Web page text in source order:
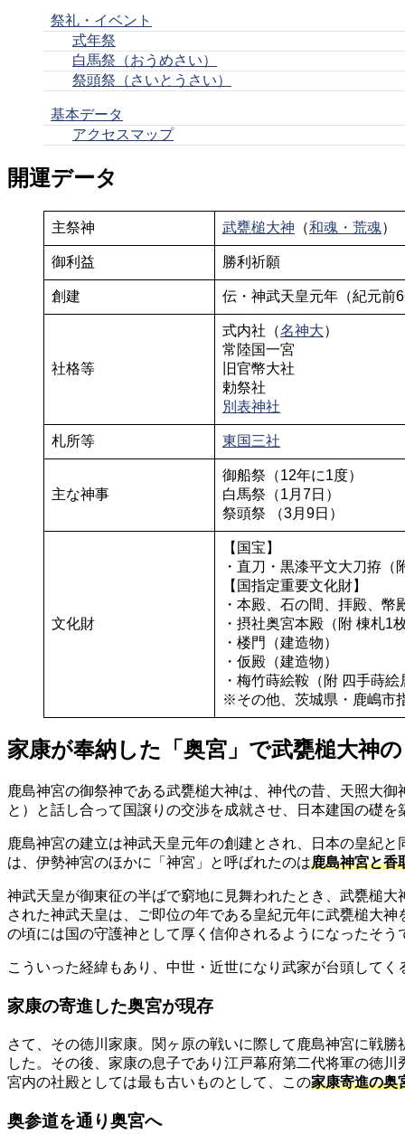
祭礼・イベント
式年祭
白馬祭（おうめさい）
祭頭祭（さいとうさい）
基本データ
アクセスマップ
開運データ
主祭神 武甕槌大神 （和魂・荒魂）
御利益 勝利祈願
創建 伝・神武天皇元年（紀元前
社格等
式内社（名神大）
常陸国一宮
旧官幣大社
勅祭社
別表神社
札所等 東国三社
主な神事
御船祭（12年に1度）
白馬祭（1月7日）
祭頭祭 （3月9日）
文化財
【国宝】
・直刀・黒漆平文大刀拵
【国指定重要文化財】
・本殿、石の間、拝殿、
・摂社奥宮本殿（附 棟札1
・楼門（建造物）
・仮殿（建造物）
・梅竹蒔絵鞍（附 四手蒔
※その他、茨城県・鹿嶋市
家康が奉納した「奥宮」で武甕槌大神
鹿島神宮の御祭神である武甕槌大神は、神代の昔、天照大
と）と話し合って国譲りの交渉を成就させ、日本建国の礎を
鹿島神宮の建立は神武天皇元年の創建とされ、日本の皇紀
は、伊勢神宮のほかに「神宮」と呼ばれたのは鹿島神宮と香
神武天皇が御東征の半ばで窮地に見舞われたとき、武甕槌
された神武天皇は、ご即位の年である皇紀元年に武甕槌大
の頃には国の守護神として厚く信仰されるようになったそう
こういった経緯もあり、中世・近世になり武家が台頭して
家康の寄進した奥宮が現存
さて、その徳川家康。関ヶ原の戦いに際して鹿島神宮に戦
した。その後、家康の息子であり江戸幕府第二代将軍の徳
宮内の社殿としては最も古いものとして、この家康寄進の奥
奥参道を通り奥宮へ